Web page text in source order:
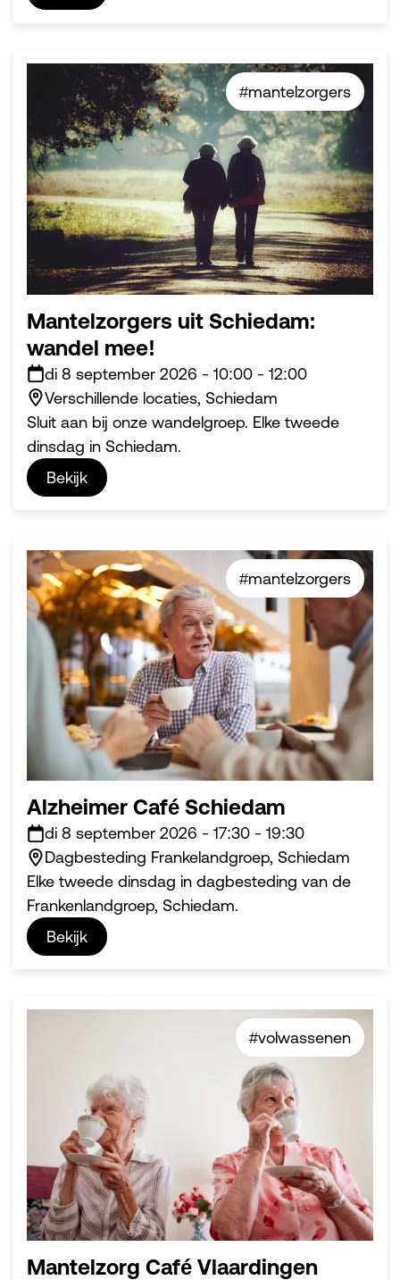
Mantelzorgers uit Schiedam:
wandel mee!
di 8 september 2026 - 10:00 - 12:00
Verschillende locaties, Schiedam
Sluit aan bij onze wandelgroep. Elke tweede
dinsdag in Schiedam.
Bekijk
#mantelzorgers
Alzheimer Café Schiedam
di 8 september 2026 - 17:30 - 19:30
Dagbesteding Frankelandgroep, Schiedam
Elke tweede dinsdag in dagbesteding van de
Frankenlandgroep, Schiedam.
Bekijk
#mantelzorgers
Mantelzorg Café Vlaardingen
#volwassenen